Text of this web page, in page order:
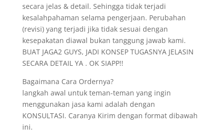
secara jelas & detail. Sehingga tidak terjadi
kesalahpahaman selama pengerjaan. Perubahan
(revisi) yang terjadi jika tidak sesuai dengan
kesepakatan diawal bukan tanggung jawab kami.
BUAT JAGA2 GUYS, JADI KONSEP TUGASNYA JELASIN
SECARA DETAIL YA . OK SIAPP!!
Bagaimana Cara Ordernya?
langkah awal untuk teman-teman yang ingin
menggunakan jasa kami adalah dengan
KONSULTASI. Caranya Kirim dengan format dibawah
ini.